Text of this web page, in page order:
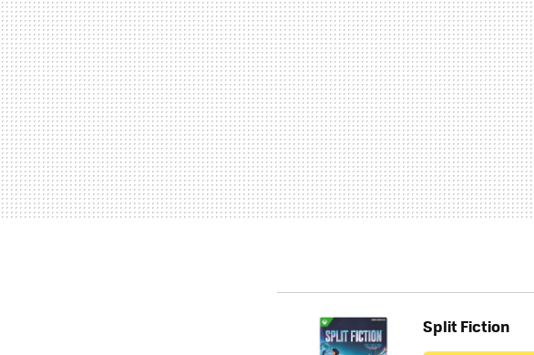
Split Fiction